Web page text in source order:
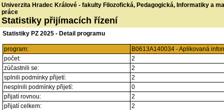
Univerzita Hradec Králové - fakulty Filozofická, Pedagogická, Informatiky a
práce
Statistiky přijímacích řízení
Statistiky PZ 2025 - Detail programu
program:
B0613A140034 - Aplikovaná
počet:
2
zúčastnili se:
2
splnili podmínky přijetí:
2
nesplnili podmínky přijetí:
0
přijatí rovnou:
2
přijatí celkem:
2